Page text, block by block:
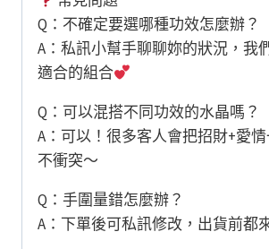
Q：不確定要選哪種功效怎麼辦？
A：私訊小幫手聊聊妳的狀況，我
適合的組合
Q：可以混搭不同功效的水晶嗎？
A：可以！很多客人會把招財+愛
不衝突～
Q：手圍量錯怎麼辦？
A：下單後可私訊修改，出貨前都